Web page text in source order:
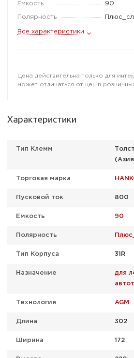
Емкость 90
Полярность
Все характеристики
Цена действительна только для
может отличаться от цен в
Характеристики
Тип Клемм
Торговая марка
Пусковой ток 800
Емкость 90
Полярность
Тип Корпуса 31R
Назначение
для
Технология AGM
Длина 302
Ширина 172